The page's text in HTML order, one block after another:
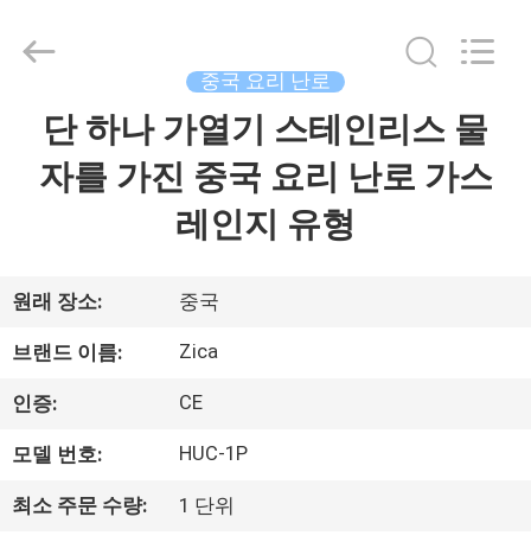
화
면
우
리
2026
equipments
Reserved.
중국 요리 난로
단 하나 가열기 스테인리스 물
자를 가진 중국 요리 난로 가스
레인지 유형
원래 장소: 중국
브랜드 이름: Zica
인증: CE
모델 번호: HUC-1P
최소 주문 수량: 1 단위